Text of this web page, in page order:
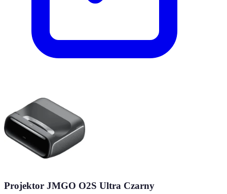
Projektor JMGO O2S Ultra Czarny